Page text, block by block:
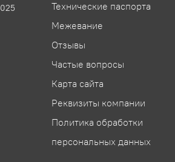
Технические паспорта
Межевание
Отзывы
Частые вопросы
Карта сайта
Реквизиты компании
Политика обработки
персональных данных